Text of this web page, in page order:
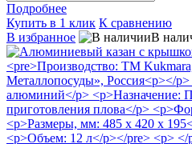
Подробнее
Купить в 1 клик К сравнению
В избранное
В